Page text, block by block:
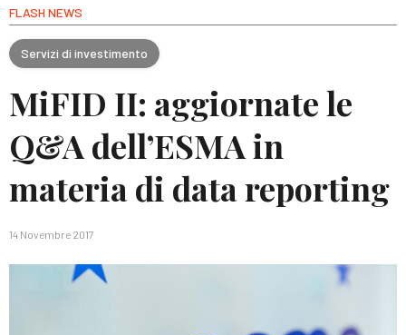
FLASH NEWS
Servizi di investimento
MiFID II: aggiornate le
Q&A dell’ESMA in
materia di data reporting
14 Novembre 2017